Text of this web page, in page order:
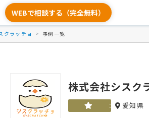
WEBで相談する（完全無料）
クラッチョ 事例一覧
株式会社シスク
ゴールド愛知県